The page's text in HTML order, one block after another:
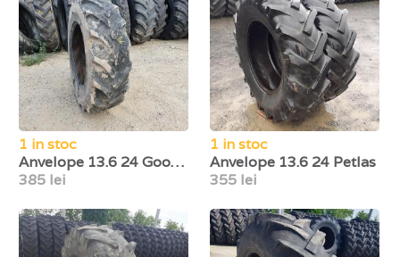
1 in stoc
Anvelope 13.6 24 Goodyear
385 lei
1 in stoc
Anvelope 13.6 24 Petlas
355 lei